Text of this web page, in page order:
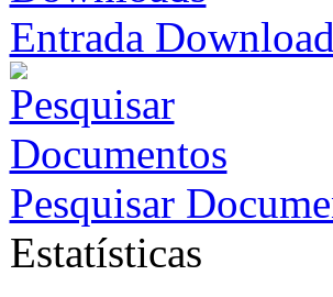
Entrada
Pesquisar
Estatísticas